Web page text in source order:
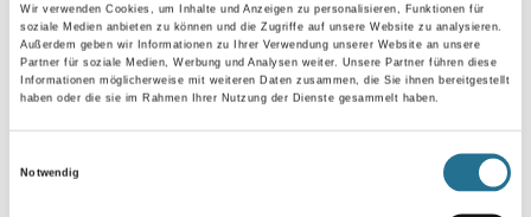
Wir verwenden Cookies, um Inhalte und Anzeigen zu personalisieren, Funktionen für
soziale Medien anbieten zu können und die Zugriffe auf unsere Website zu analysieren.
Außerdem geben wir Informationen zu Ihrer Verwendung unserer Website an unsere
Partner für soziale Medien, Werbung und Analysen weiter. Unsere Partner führen diese
Informationen möglicherweise mit weiteren Daten zusammen, die Sie ihnen bereitgestellt
haben oder die sie im Rahmen Ihrer Nutzung der Dienste gesammelt haben.
Notwendig